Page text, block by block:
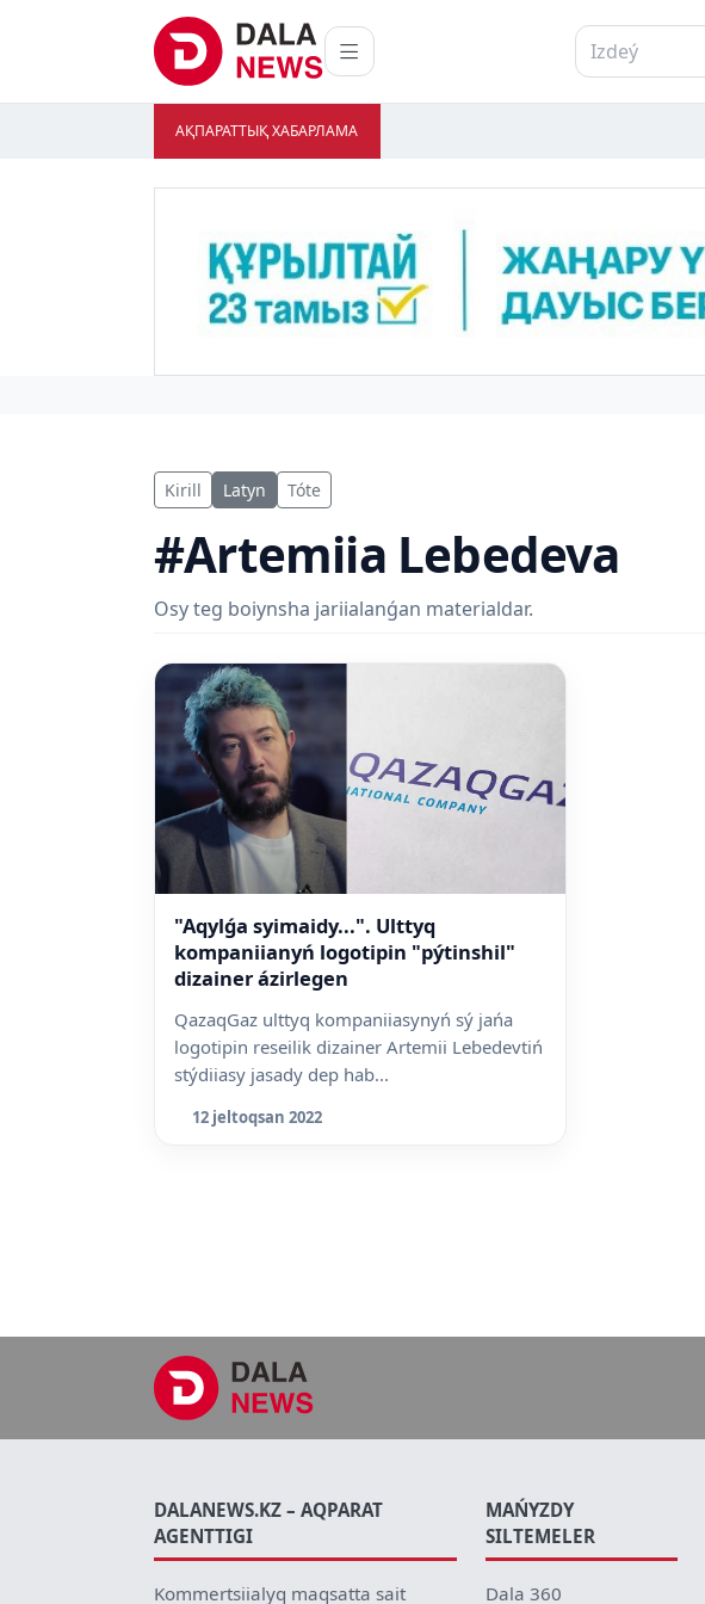
АҚПАРАТТЫҚ ХАБАРЛАМА
Kirill Latyn Tóte
#Artemiia Lebedeva
Osy teg boiynsha jariialanǵan materialdar.
"Aqylǵa syimaidy...". Ulttyq
kompaniianyń logotipin "pýtinshil"
dizainer ázirlegen
QazaqGaz ulttyq kompaniiasynyń sý jańa
logotipin reseilik dizainer Artemii Lebedevtiń
stýdiiasy jasady dep hab...
12 jeltoqsan 2022
DALANEWS.KZ – AQPARAT
AGENTTIGI
Kommertsiialyq maqsatta sait
MAŃYZDY
SILTEMELER
Dala 360